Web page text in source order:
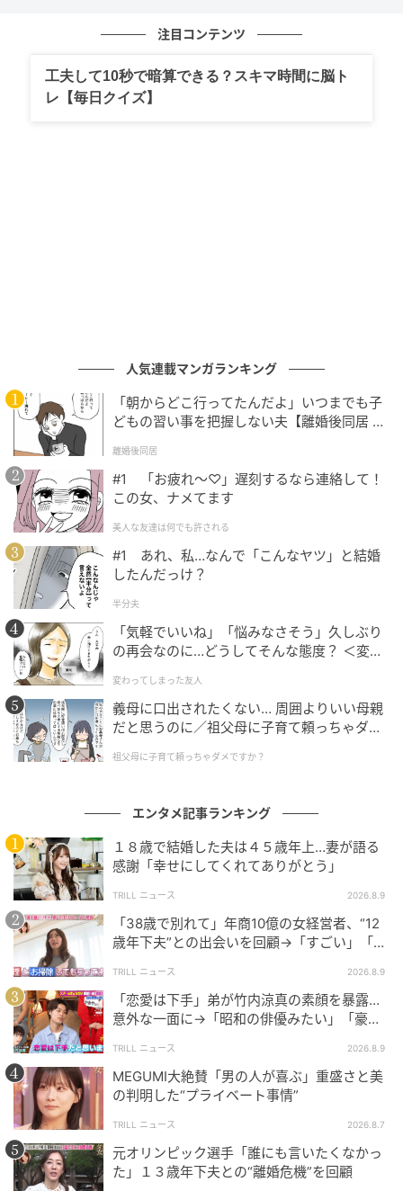
実用ボールペン字が第1位を獲得し、SNSで注目を集め
る美文字アーティスト・りささんの関連書籍はシリー
（C）テレビ大阪
番組後半では天竺川原さんと川北さんがその場で手紙
を書き合う場面も。天竺川原さんは「携帯なら何かを
しながら送れるけど、手紙は集中しないと書けない。
気持ちの入り方が全然違う」と実感を語りました。
川北さんは受け取った手紙を読み上げた後、「僕らは
喋っても残らない。形に残るというだけでもいいもの
ですね」としみじみ。デジタルでは体験できない手紙
ならではの温かさを、2人のやり取りが証明する放送回
となりました。
［配信日時］2026年4月29日（水）
［出演者］天竺川原、川北茂澄（真空ジェシカ）
［番組URL］ https://tver.jp/episodes/epnnf3jc4a?p=0
（C）テレビ大阪
次の記事
#1 「お疲れ〜♡」遅刻するなら連絡して！
この女、ナメてます
の記事をもっとみる
注目コンテンツ
工夫して10秒で暗算できる？スキマ時間に脳ト
レ【毎日クイズ】
人気連載マンガランキング
「朝からどこ行ってたんだよ」いつまでも子
どもの習い事を把握しない夫【離婚後同居 Vo
離婚後同居
#1 「お疲れ〜♡」遅刻するなら連絡して！
この女、ナメてます
美人な友達は何でも許される
#1 あれ、私…なんで「こんなヤツ」と結婚
したんだっけ？
半分夫
「気軽でいいね」「悩みなさそう」久しぶり
の再会なのに…どうしてそんな態度？ ＜変わ
日には】
変わってしまった友人
義母に口出されたくない… 周囲よりいい母親
だと思うのに／祖父母に子育て頼っちゃダメ
んが】
祖父母に子育て頼っちゃダメですか？
エンタメ記事ランキング
１８歳で結婚した夫は４５歳年上…妻が語る
感謝「幸せにしてくれてありがとう」
TRILL ニュース 2026.8.9
「38歳で別れて」年商10億の女経営者、“12
歳年下夫”との出会いを回顧→「すごい」「ド
TRILL ニュース 2026.8.9
「恋愛は下手」弟が竹内涼真の素顔を暴露…
意外な一面に→「昭和の俳優みたい」「豪快
TRILL ニュース 2026.8.9
MEGUMI大絶賛「男の人が喜ぶ」重盛さと美
の判明した“プライベート事情”
TRILL ニュース 2026.8.7
元オリンピック選手「誰にも言いたくなかっ
た」１３歳年下夫との“離婚危機”を回顧